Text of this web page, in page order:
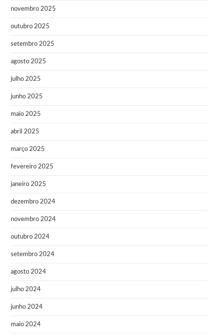
novembro 2025
outubro 2025
setembro 2025
agosto 2025
julho 2025
junho 2025
maio 2025
abril 2025
março 2025
fevereiro 2025
janeiro 2025
dezembro 2024
novembro 2024
outubro 2024
setembro 2024
agosto 2024
julho 2024
junho 2024
maio 2024